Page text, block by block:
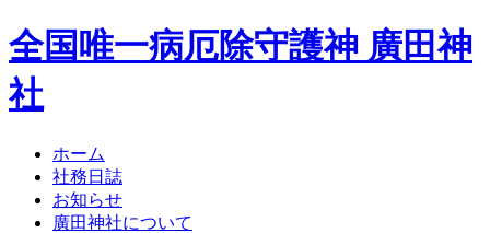
全国唯一病厄除守護神 廣田神
社
ホーム
社務日誌
お知らせ
廣田神社について